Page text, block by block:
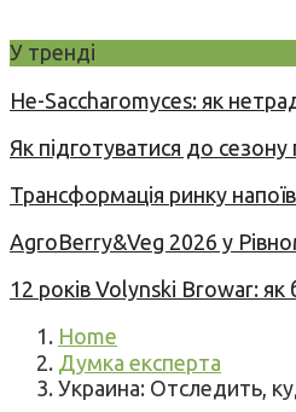
У тренді
Не-Saccharomyces: як
Як підготуватися до
Трансформація ринку
AgroBerry&Veg 2026 у
12 років Volynski Browar: як
Home
Думка експерта
Украина: Отследить,